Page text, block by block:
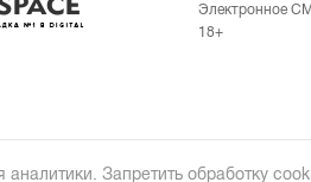
Электронное
18+
Запретить обработку